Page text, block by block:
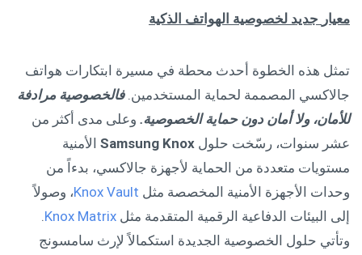
معيار جديد لخصوصية الهواتف الذكية
تمثل هذه الخطوة أحدث محطة في مسيرة ابتكارات هواتف
جالاكسي المصممة لحماية المستخدمين.فالخصوصية مرادفة
للأمان، ولا أمان دون حماية الخصوصية. وعلى مدى أكثر من
عشر سنوات، رسّخت حلول Samsung Knox الأمنية
مستويات متعددة من الحماية لأجهزة جالاكسي، بدءاً من
وحدات الأجهزة الأمنية المخصصة مثل Knox Vault، وصولاً
إلى البيئات الدفاعية الرقمية المتقدمة مثل Knox Matrix
.
وتأتي حلول الخصوصية الجديدة استكمالاً لإرث سامسونج